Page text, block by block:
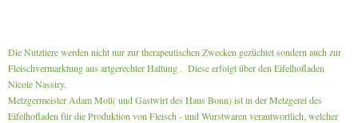
Die Nutztiere werden nicht nur zur therapeutischen Zwecken gezüchtet sondern auch zur
Fleischvermarktung aus artgerechter Haltung . Diese erfolgt über den Eifelhofladen
Nicole Nassiry,
Metzgermeister Adam Moll( und Gastwirt des Haus Bonn) ist in der Metzgerei des
Eifelhofladen für die Produktion von Fleisch - und Wurstwaren verantwortlich, welcher